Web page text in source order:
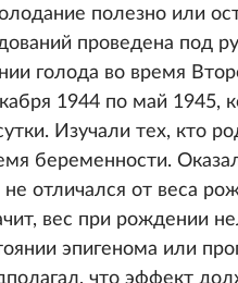
полезно или
проведена под
голода во время
1944 по май 1945,
Изучали тех, кто
беременности.
отличался от веса
вес при рождении
эпигенома или
что эффект